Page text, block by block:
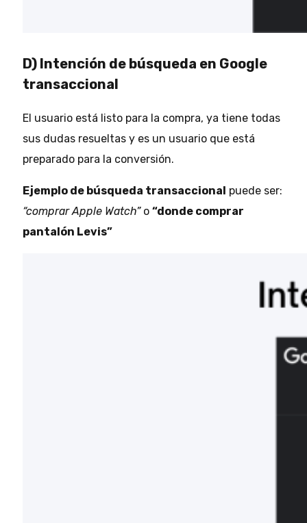
D) Intención de búsqueda en Google
transaccional
El usuario está listo para la compra, ya tiene todas
sus dudas resueltas y es un usuario que está
preparado para la conversión.
Ejemplo de búsqueda transaccional puede ser:
“comprar Apple Watch”o “donde comprar
pantalón Levis”